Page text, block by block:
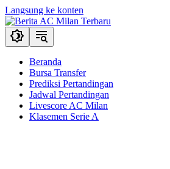
Langsung ke konten
Beranda
Bursa Transfer
Prediksi Pertandingan
Jadwal Pertandingan
Livescore AC Milan
Klasemen Serie A